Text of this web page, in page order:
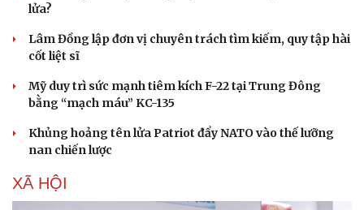
Sức khỏe
Dinh dưỡng - món ngon
Cây thuốc
Sản phụ khoa
Nhi khoa
Nam khoa
Phòng mạch online
Ăn sạch sống khỏe
Nhà đẹp
lửa?
Lâm Đồng lập đơn vị chuyên trách tìm kiếm, quy tập hài
cốt liệt sĩ
Mỹ duy trì sức mạnh tiêm kích F-22 tại Trung Đông
bằng “mạch máu” KC-135
Khủng hoảng tên lửa Patriot đẩy NATO vào thế lưỡng
nan chiến lược
XÃ HỘI